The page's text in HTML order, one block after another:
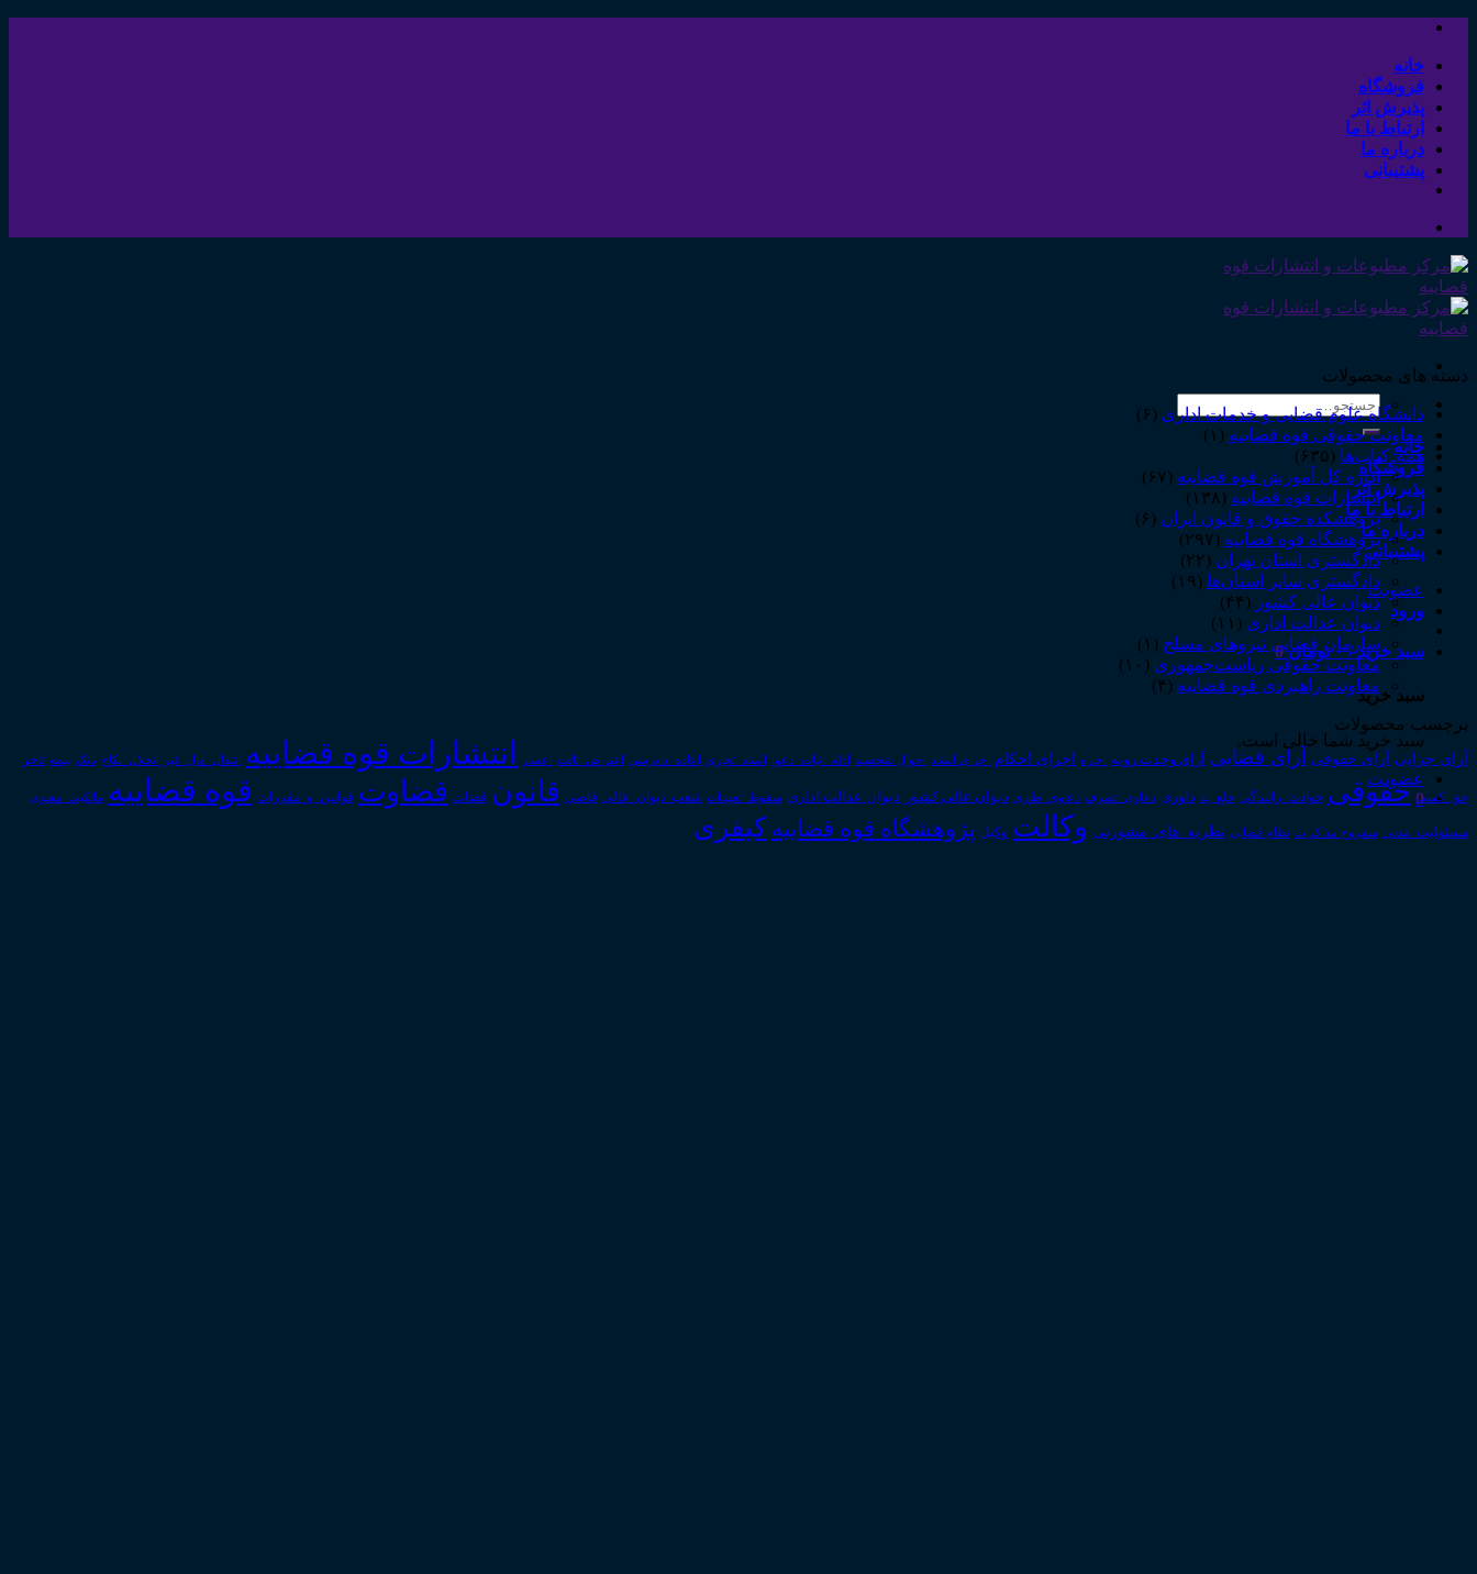
Skip
contentخانه
فروشگاه
پذیرش اثر
ارتباط با ما
درباره ما
پشتیبانی
جستجو
برای:
خانه
فروشگاه
پذیرش اثر
ارتباط با ما
درباره ما
پشتیبانی
عضویت
ورود
سبد خرید /۰ تومان 0
سبد خرید
سبد خرید شما خالی است.
عضویت
0
دسته های محصولات
دانشگاه علوم قضایی و خدمات اداری (۶)
معاونت حقوقی قوه قضاییه (۱)
همه‌ـ‌کتاب‌ها (۶۳۵)
اداره کل آموزش قوه قضاییه (۶۷)
انتشارات قوه قضاییه (۱۳۸)
پژوهشکده حقوق و قانون ایران (۶)
پژوهشگاه قوه قضاییه (۲۹۷)
دادگستری استان تهران (۲۲)
دادگستری سایر استان‌ها (۱۹)
دیوان عالی کشور (۴۴)
دیوان عدالت اداری (۱۱)
سازمان قضایی نیروهای مسلح (۱)
معاونت حقوقی ریاست‌جمهوری (۱۰)
معاونت راهبردی قوه قضاییه (۴)
برچسب محصولات
آرای جزایی آرای حقوقی آرای قضایی آرای وحدت رویه اجاره اجرای احکام اجرای اسناد احوال شخصیه ادله_اثبات_دعوا اسناد_تجاری اعاده_دادرسی اعتراض_ثالث اعسار انتشارات قوه قضاییه انتقال_مال_غیر انحلال_نکاح بانک بیمه تاجر
حق_کسب حقوقی حوادث_رانندگی خلع_ید داوری دعاوی_تصرف دعاوی_طاری دیوان عالی کشور دیوان عدالت اداری سقوط_تعهدات شعب_دیوان_عالی قاضی قانون قضات قضاوت قوانین_و_مقررات قوه قضاییه مالکیت_معنوی
مسئولیت_مدنی مشروح مذاکرات نظام قضایی نظریه_های_مشورتی وکالت وکیل پژوهشگاه قوه قضاییه کیفری